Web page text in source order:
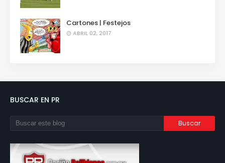
Cartones | Festejos
ABRIL 02, 2017
BUSCAR EN PR